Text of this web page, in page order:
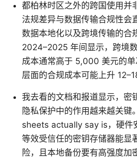
都柏林时区之外的跨国使用并
法规差异与数据传输合规性会
数据本地化以及跨境传输的合
2024–2025 年间显示，跨境
成本通常高于 5,000 美元的
层面的合规成本可能上升
我去看的文档和报道显示，密
隐私保护中的作用越来越关
sheets actually say is，硬件
等效受信任的密钥存储器能显
险，且本地备份要有高强度加